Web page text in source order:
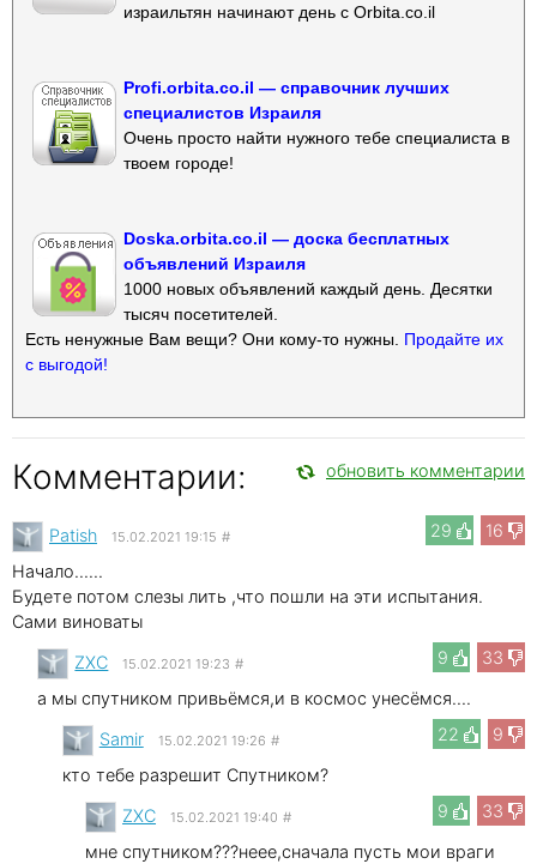
израильтян начинают день с Orbita.co.il
Profi.orbita.co.il — справочник лучших
специалистов Израиля
Очень просто найти нужного тебе специалиста в
твоем городе!
Doska.orbita.co.il — доска бесплатных
объявлений Израиля
1000 новых объявлений каждый день. Десятки
тысяч посетителей.
Есть ненужные Вам вещи? Они кому-то нужны. Продайте их
с выгодой!
Комментарии: обновить комментарии
29 16
Patish 15.02.2021 19:15 #
Начало......
Будете потом слезы лить ,что пошли на эти испытания.
Сами виноваты
9
33
ZXC 15.02.2021 19:23 #
а мы спутником привьёмся,и в космос унесёмся....
22
9
Samir 15.02.2021 19:26 #
кто тебе разрешит Спутником?
9
33
ZXC 15.02.2021 19:40 #
мне спутником???неее,сначала пусть мои враги